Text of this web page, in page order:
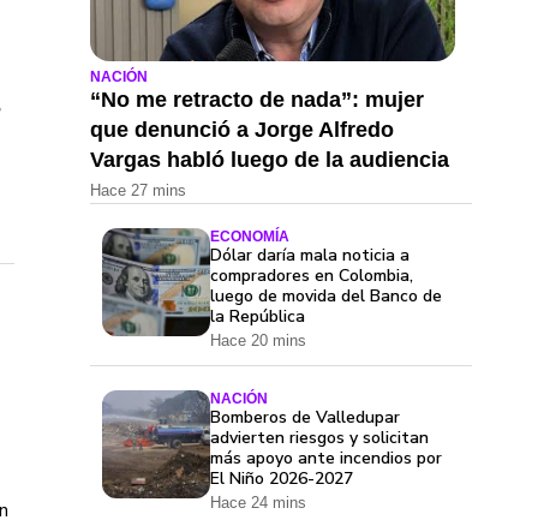
NACIÓN
“No me retracto de nada”: mujer
que denunció a Jorge Alfredo
Vargas habló luego de la audiencia
Hace 27 mins
ECONOMÍA
Dólar daría mala noticia a
compradores en Colombia,
luego de movida del Banco de
la República
Hace 20 mins
NACIÓN
Bomberos de Valledupar
advierten riesgos y solicitan
más apoyo ante incendios por
El Niño 2026-2027
Hace 24 mins